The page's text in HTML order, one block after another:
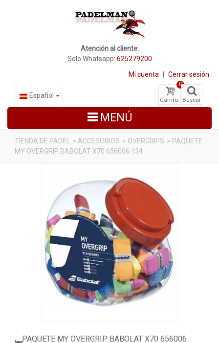
Atención al cliente:
Solo Whatsapp: 625279200
Mi cuenta Cerrar sesión
Carrito:
0
Buscar
Español
MENÚ
ACCESORIOS
PELOTAS PADEL
OUTLET PADEL
TIENDA DE PADEL > ACCESORIOS > OVERGRIPS > PAQUETE
MY OVERGRIP BABOLAT X70 656006 134
PAQUETE MY OVERGRIP BABOLAT X70 656006